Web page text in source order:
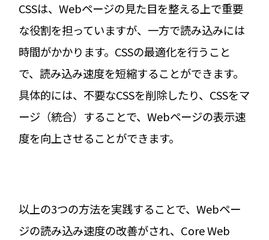
CSSは、Webページの見た目を整える上で重要
な役割を担っていますが、一方で読み込みには
時間がかかります。CSSの最適化を行うこと
で、読み込み速度を短縮することができます。
具体的には、不要なCSSを削除したり、CSSをマ
ージ（統合）することで、Webページの表示速
度を向上させることができます。
以上の3つの方法を実践することで、Webペー
ジの読み込み速度の改善がされ、Core Web